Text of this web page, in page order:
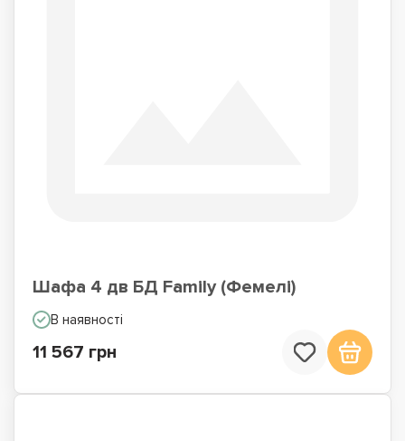
Шафа 4 дв БД Family (Фемелі)
В наявності
11 567 грн